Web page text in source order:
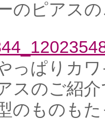
のピアス
っぱりカ
スのご紹
のものも